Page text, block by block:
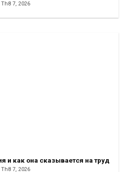
Th8 7, 2026
и как она сказывается на труд
Th8 7, 2026